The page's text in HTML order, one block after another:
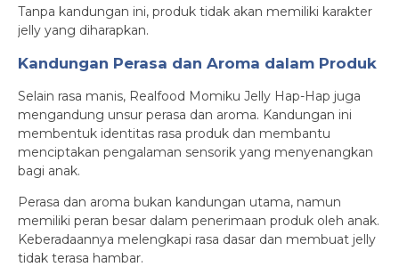
Tanpa kandungan ini, produk tidak akan memiliki karakter
jelly yang diharapkan.
Kandungan Perasa dan Aroma dalam Produk
Selain rasa manis, Realfood Momiku Jelly Hap-Hap juga
mengandung unsur perasa dan aroma. Kandungan ini
membentuk identitas rasa produk dan membantu
menciptakan pengalaman sensorik yang menyenangkan
bagi anak.
Perasa dan aroma bukan kandungan utama, namun
memiliki peran besar dalam penerimaan produk oleh anak.
Keberadaannya melengkapi rasa dasar dan membuat jelly
tidak terasa hambar.